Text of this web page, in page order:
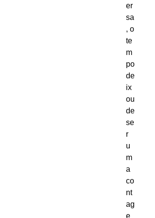
er
sa
, o
te
m
po
de
ix
ou
de
se
r
u
m
a
co
nt
ag
e